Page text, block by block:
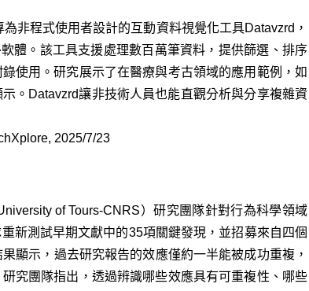
非程式使用者設計的互動資料視覺化工具Datavzrd，
體。該工具支援處理數百萬筆資料，提供篩選、排序
使用。研究展示了在醫療與考古領域的應用範例，如
。Datavzrd讓非技術人員也能直觀分析與分享複雜資
2025/7/23
of Tours-CNRS）研究團隊針對行為科學領域
新測試早期文獻中的35項關鍵發現，並招募來自四個
顯示，過去研究報告的效應僅約一半能被成功重複，
究團隊指出，透過辨識哪些效應具有可重複性、哪些